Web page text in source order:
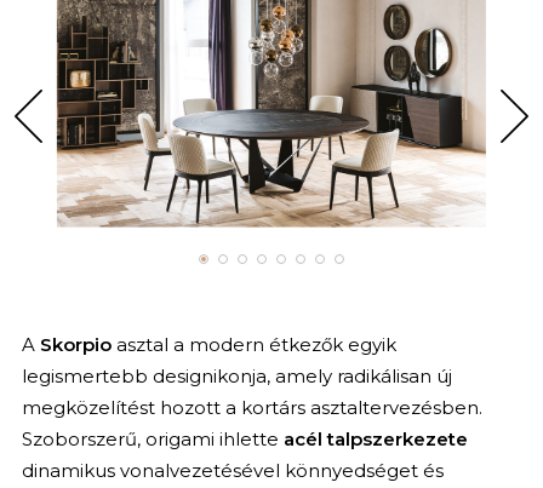
A Skorpioasztal a modern étkezők egyik
legismertebb designikonja, amely radikálisan új
megközelítést hozott a kortárs asztaltervezésben.
Szoborszerű, origami ihlette acél talpszerkezete
dinamikus vonalvezetésével könnyedséget és